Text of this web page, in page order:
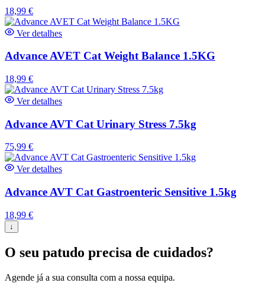
18,99 €
Ver detalhes
Advance AVET Cat Weight Balance 1.5KG
18,99 €
Ver detalhes
Advance AVT Cat Urinary Stress 7.5kg
75,99 €
Ver detalhes
Advance AVT Cat Gastroenteric Sensitive 1.5kg
18,99 €
↓
O seu patudo precisa de cuidados?
Agende já a sua consulta com a nossa equipa.